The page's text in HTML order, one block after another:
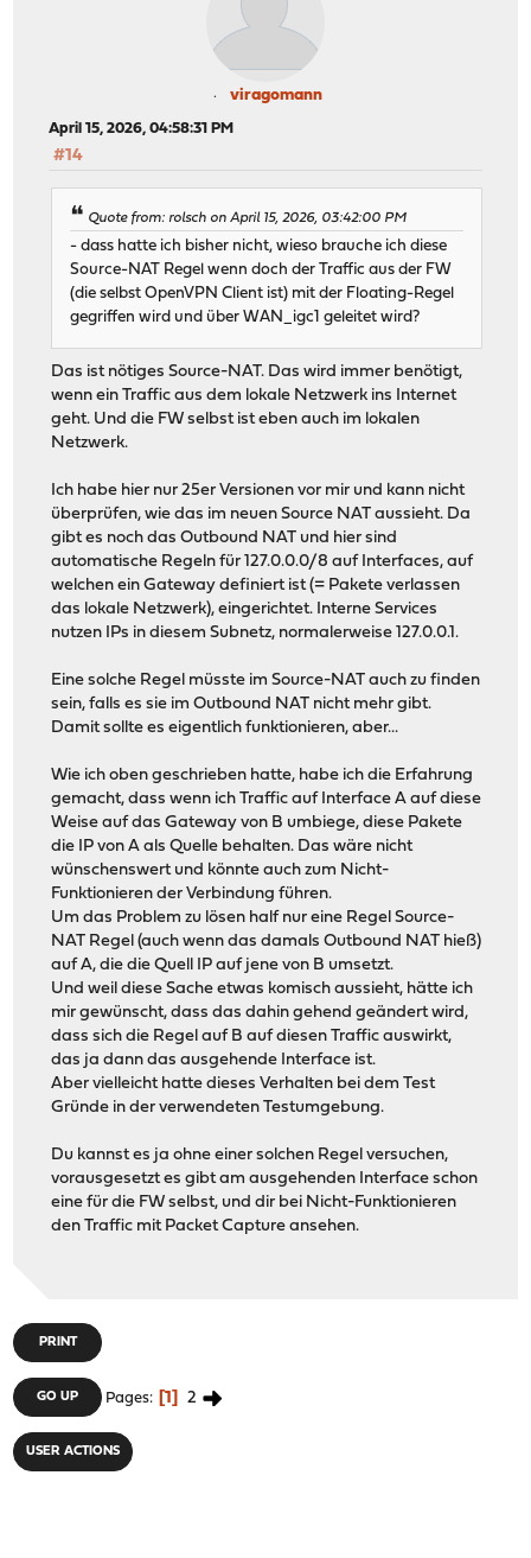
viragomann
April 15, 2026, 04:58:31 PM
#14
Quote from: rolsch on April 15, 2026, 03:42:00 PM
- dass hatte ich bisher nicht, wieso brauche ich diese
Source-NAT Regel wenn doch der Traffic aus der FW
(die selbst OpenVPN Client ist) mit der Floating-Regel
gegriffen wird und über WAN_igc1 geleitet wird?
Das ist nötiges Source-NAT. Das wird immer benötigt,
wenn ein Traffic aus dem lokale Netzwerk ins Internet
geht. Und die FW selbst ist eben auch im lokalen
Netzwerk.
Ich habe hier nur 25er Versionen vor mir und kann nicht
überprüfen, wie das im neuen Source NAT aussieht. Da
gibt es noch das Outbound NAT und hier sind
automatische Regeln für 127.0.0.0/8 auf Interfaces, auf
welchen ein Gateway definiert ist (= Pakete verlassen
das lokale Netzwerk), eingerichtet. Interne Services
nutzen IPs in diesem Subnetz, normalerweise 127.0.0.1.
Eine solche Regel müsste im Source-NAT auch zu finden
sein, falls es sie im Outbound NAT nicht mehr gibt.
Damit sollte es eigentlich funktionieren, aber...
Wie ich oben geschrieben hatte, habe ich die Erfahrung
gemacht, dass wenn ich Traffic auf Interface A auf diese
Weise auf das Gateway von B umbiege, diese Pakete
die IP von A als Quelle behalten. Das wäre nicht
wünschenswert und könnte auch zum Nicht-
Funktionieren der Verbindung führen.
Um das Problem zu lösen half nur eine Regel Source-
NAT Regel (auch wenn das damals Outbound NAT hieß)
auf A, die die Quell IP auf jene von B umsetzt.
Und weil diese Sache etwas komisch aussieht, hätte ich
mir gewünscht, dass das dahin gehend geändert wird,
dass sich die Regel auf B auf diesen Traffic auswirkt,
das ja dann das ausgehende Interface ist.
Aber vielleicht hatte dieses Verhalten bei dem Test
Gründe in der verwendeten Testumgebung.
Du kannst es ja ohne einer solchen Regel versuchen,
vorausgesetzt es gibt am ausgehenden Interface schon
eine für die FW selbst, und dir bei Nicht-Funktionieren
den Traffic mit Packet Capture ansehen.
PRINT
GO UP Pages 1 2
USER ACTIONS